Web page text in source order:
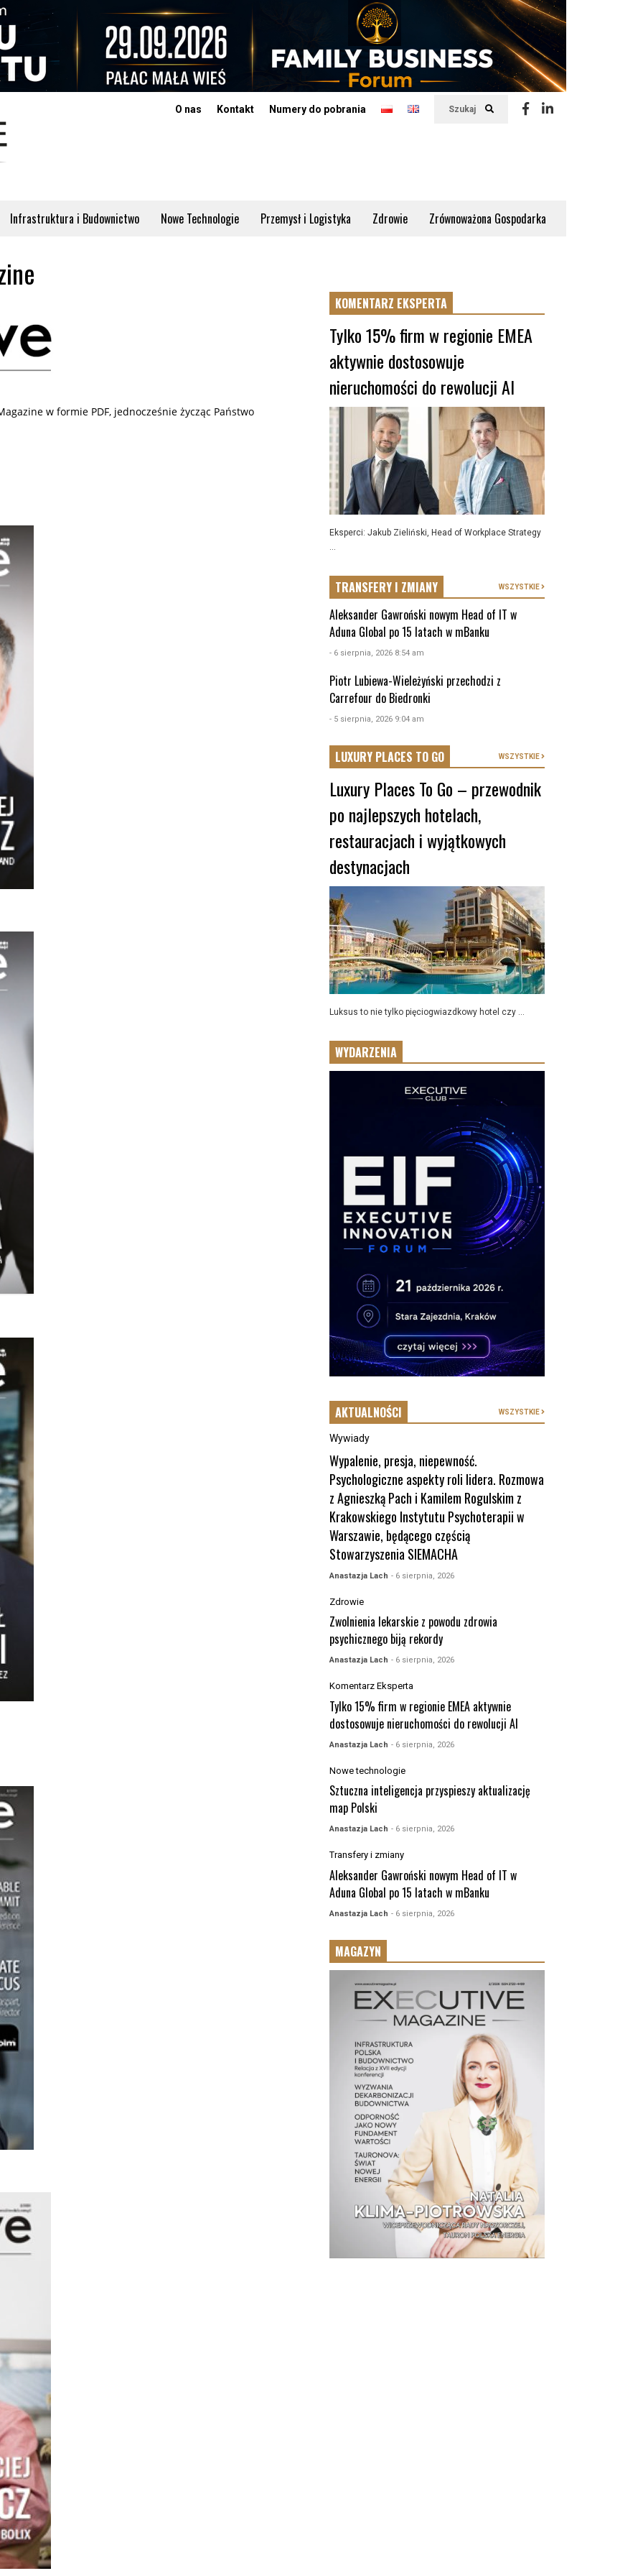
Szukaj
O nas Kontakt Numery do pobrania
Infrastruktura i Budownictwo Nowe Technologie Przemysł i Logistyka Zdrowie Zrównoważona Gospodarka
w formie PDF, jednocześnie życząc Państwo
KOMENTARZ EKSPERTA
Tylko 15% firm w regionie EMEA
aktywnie dostosowuje
nieruchomości do rewolucji AI
Eksperci: Jakub Zieliński, Head of Workplace Strategy
...
TRANSFERY I ZMIANY WSZYSTKIE
Aleksander Gawroński nowym Head of IT w
Aduna Global po 15 latach w mBanku
- 6 sierpnia, 2026 8:54 am
Piotr Lubiewa-Wieleżyński przechodzi z
Carrefour do Biedronki
- 5 sierpnia, 2026 9:04 am
LUXURY PLACES TO GO WSZYSTKIE
Luxury Places To Go – przewodnik
po najlepszych hotelach,
restauracjach i wyjątkowych
destynacjach
Luksus to nie tylko pięciogwiazdkowy hotel czy ...
WYDARZENIA
AKTUALNOŚCI WSZYSTKIE
Wywiady
Wypalenie, presja, niepewność.
Psychologiczne aspekty roli lidera. Rozmowa
z Agnieszką Pach i Kamilem Rogulskim z
Krakowskiego Instytutu Psychoterapii w
Warszawie, będącego częścią
Stowarzyszenia SIEMACHA
Anastazja Lach - 6 sierpnia, 2026
Zdrowie
Zwolnienia lekarskie z powodu zdrowia
psychicznego biją rekordy
Anastazja Lach - 6 sierpnia, 2026
Komentarz Eksperta
Tylko 15% firm w regionie EMEA aktywnie
dostosowuje nieruchomości do rewolucji AI
Anastazja Lach - 6 sierpnia, 2026
Nowe technologie
Sztuczna inteligencja przyspieszy aktualizację
map Polski
Anastazja Lach - 6 sierpnia, 2026
Transfery i zmiany
Aleksander Gawroński nowym Head of IT w
Aduna Global po 15 latach w mBanku
Anastazja Lach - 6 sierpnia, 2026
MAGAZYN